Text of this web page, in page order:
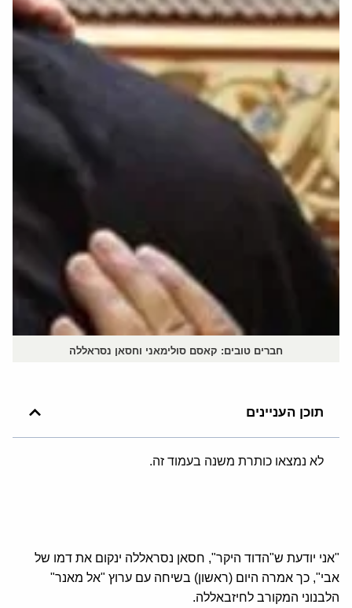
חברים טובים: קאסם סולימאני וחסאן נסראללה
תוכן העניינים
לא נמצאו כותרת משנה בעמוד זה.
"אני יודעת ש"הדוד היקר", חסאן נסראללה ינקום את דמו של
אבי", כך אמרה היום (ראשון) בשיחה עם ערוץ "אל מאנר"
הלבנוני המקורב לחיזבאללה.